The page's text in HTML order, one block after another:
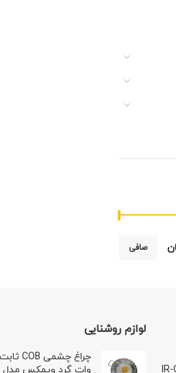
صافی
لوازم روشنایی